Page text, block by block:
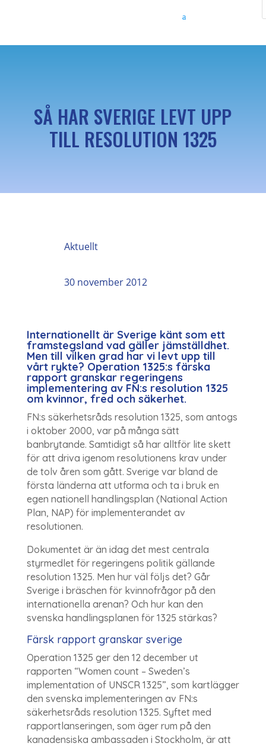
SÅ HAR SVERIGE LEVT UPP
TILL RESOLUTION 1325
Aktuellt
30 november 2012
Internationellt är Sverige känt som ett
framstegsland vad gäller jämställdhet.
Men till vilken grad har vi levt upp till
vårt rykte? Operation 1325:s färska
rapport granskar regeringens
implementering av FN:s resolution 1325
om kvinnor, fred och säkerhet.
FN:s säkerhetsråds resolution 1325, som antogs
i oktober 2000, var på många sätt
banbrytande. Samtidigt så har alltför lite skett
för att driva igenom resolutionens krav under
de tolv åren som gått. Sverige var bland de
första länderna att utforma och ta i bruk en
egen nationell handlingsplan (National Action
Plan, NAP) för implementerandet av
resolutionen.
Dokumentet är än idag det mest centrala
styrmedlet för regeringens politik gällande
resolution 1325. Men hur väl följs det? Går
Sverige i bräschen för kvinnofrågor på den
internationella arenan? Och hur kan den
svenska handlingsplanen för 1325 stärkas?
Färsk rapport granskar sverige
Operation 1325 ger den 12 december ut
rapporten “Women count – Sweden’s
implementation of UNSCR 1325”, som kartlägger
den svenska implementeringen av FN:s
säkerhetsråds resolution 1325. Syftet med
rapportlanseringen, som äger rum på den
kanadensiska ambassaden i Stockholm, är att